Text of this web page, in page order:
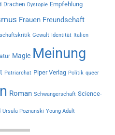
Drachen Dystopie Empfehlung
Frauen Freundschaft
Gewalt Identität Italien
Magie Meinung
Patriarchat Piper Verlag Politik queer
Roman Schwangerschaft Science-
Ursula Poznanski Young Adult